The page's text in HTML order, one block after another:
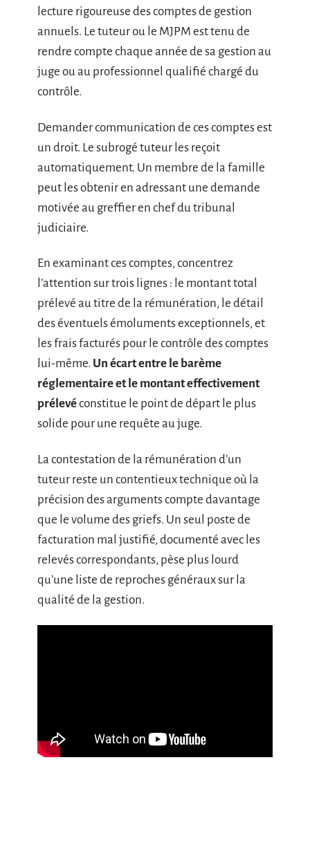
lecture rigoureuse des comptes de gestion
annuels. Le tuteur ou le MJPM est tenu de
rendre compte chaque année de sa gestion au
juge ou au professionnel qualifié chargé du
contrôle.
Demander communication de ces comptes est
un droit. Le subrogé tuteur les reçoit
automatiquement. Un membre de la famille
peut les obtenir en adressant une demande
motivée au greffier en chef du tribunal
judiciaire.
En examinant ces comptes, concentrez
l’attention sur trois lignes : le montant total
prélevé au titre de la rémunération, le détail
des éventuels émoluments exceptionnels, et
les frais facturés pour le contrôle des comptes
lui-même. Un écart entre le barème
réglementaire et le montant effectivement
prélevéconstitue le point de départ le plus
solide pour une requête au juge.
La contestation de la rémunération d’un
tuteur reste un contentieux technique où la
précision des arguments compte davantage
que le volume des griefs. Un seul poste de
facturation mal justifié, documenté avec les
relevés correspondants, pèse plus lourd
qu’une liste de reproches généraux sur la
qualité de la gestion.